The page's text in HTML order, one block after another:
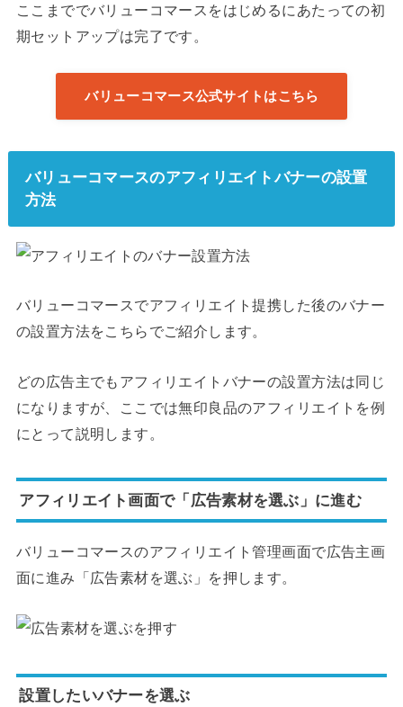
ここまででバリューコマースをはじめるにあたっての初
期セットアップは完了です。
バリューコマース公式サイトはこちら
バリューコマースのアフィリエイトバナーの設置
方法
バリューコマースでアフィリエイト提携した後のバナー
の設置方法をこちらでご紹介します。
どの広告主でもアフィリエイトバナーの設置方法は同じ
になりますが、ここでは無印良品のアフィリエイトを例
にとって説明します。
アフィリエイト画面で「広告素材を選ぶ」に進む
バリューコマースのアフィリエイト管理画面で広告主画
面に進み「広告素材を選ぶ」を押します。
設置したいバナーを選ぶ